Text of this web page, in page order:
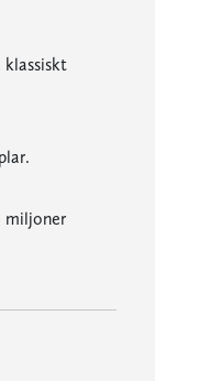
klassiskt
miljoner